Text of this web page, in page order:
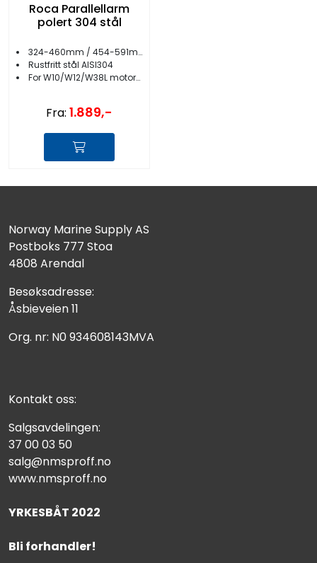
Roca Parallellarm
polert 304 stål
324-460mm / 454-591mm
Rustfritt stål AISI304
For W10/W12/W38L motorer
Fra: 1.889,-
Norway Marine Supply AS
Postboks 777 Stoa
4808 Arendal
Besøksadresse:
Åsbieveien 11
Org. nr: N0 934608143MVA
Kontakt oss:
Salgsavdelingen:
37 00 03 50
salg@nmsproff.no
www.nmsproff.no
YRKESBÅT 2022
Bli forhandler!